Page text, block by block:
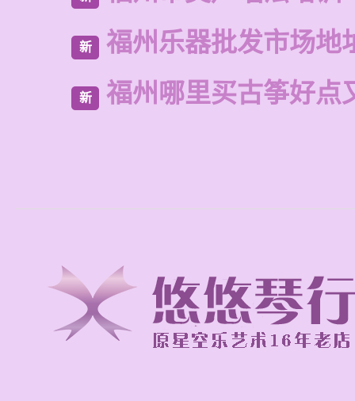
新 福州乐器批发市场地
新 福州哪里买古筝好点